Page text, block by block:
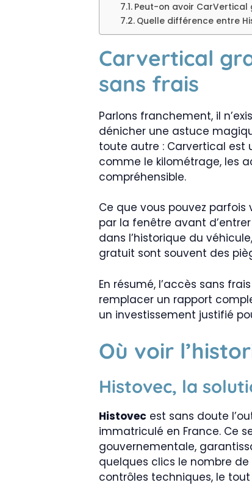
Peut-on avoir CarVertical
Quelle différence entre
Carvertical
sans frais
Parlons franchement, il
dénicher une astuce
toute autre : Carvertical est
comme le kilométrage, les
compréhensible.
Ce que vous pouvez
par la fenêtre avant
dans l’historique du
gratuit sont souvent des
En résumé, l’accès sans
remplacer un rapport
un investissement justifié
Où voir
Histovec, la
Histovec est sans doute
immatriculé en France. Ce
gouvernementale,
quelques clics le nombre
contrôles techniques, le